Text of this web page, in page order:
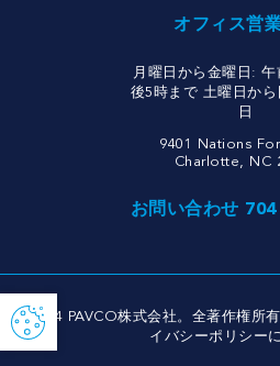
オフィス営
月曜日から金曜日: 午
後5時まで 土曜日か
日
9401 Nations
Charlotte, NC
お問い合わせ
© 2024 PAVCO株式会社。全著作権所
イバシーポリシー